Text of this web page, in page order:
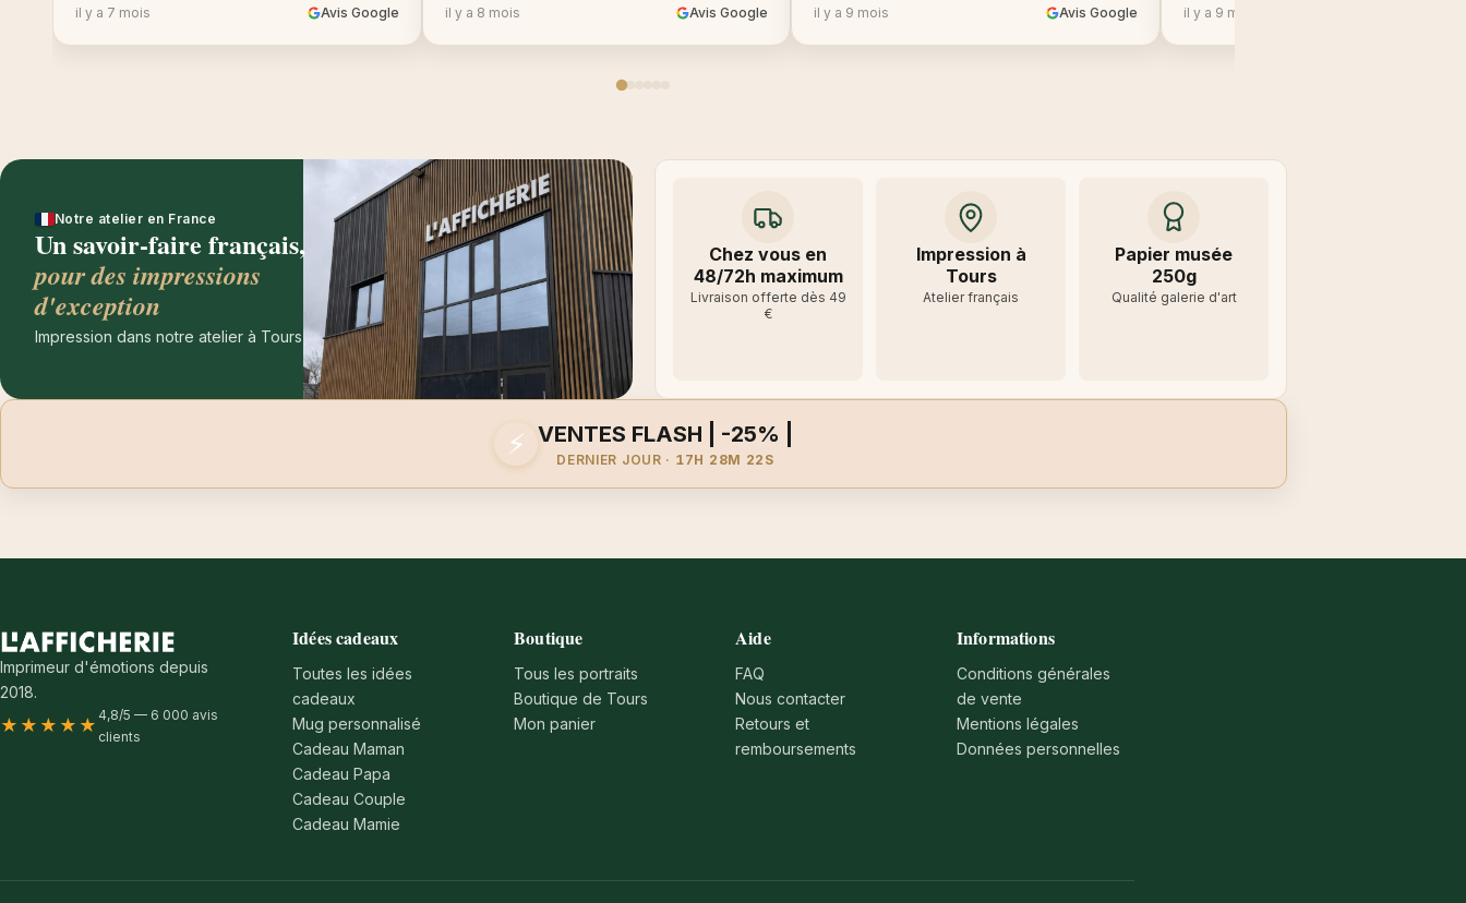
il y a 7 mois Avis Google il y a 8 mois Avis Google il y a 9 mois Avis Google il y a 9 mois
Notre atelier en France
Un savoir-faire français,
pour des impressions
d'exception
Impression dans notre atelier à Tours
Chez vous en
48/72h maximum
Livraison offerte dès 49
€
Impression à
Tours
Atelier français
Papier musée
250g
Qualité galerie d'art
⚡ VENTES FLASH | -25% |
DERNIER JOUR · 17H 28M 22S
Imprimeur d'émotions depuis
2018.
★★★★★ 4,8/5 — 6 000 avis
clients
Idées cadeaux
Toutes les idées
cadeaux
Mug personnalisé
Cadeau Maman
Cadeau Papa
Cadeau Couple
Cadeau Mamie
Boutique
Tous les portraits
Boutique de Tours
Mon panier
Aide
FAQ
Nous contacter
Retours et
remboursements
Informations
Conditions générales
de vente
Mentions légales
Données personnelles